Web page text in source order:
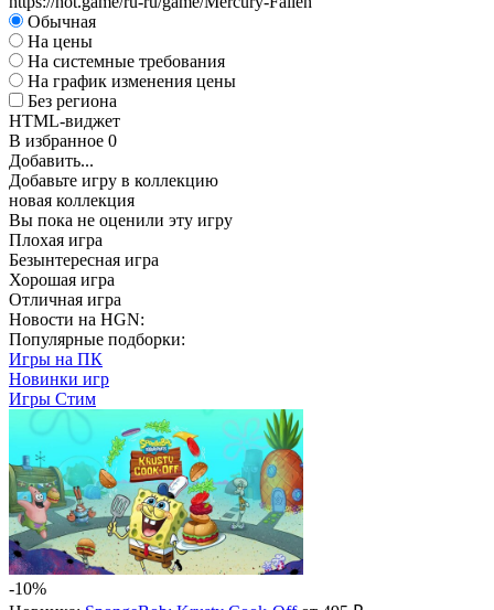
Обычная
На цены
На системные требования
На график изменения цены
Без региона
HTML-виджет
В избранное 0
Добавить...
Добавьте игру в коллекцию
новая коллекция
Вы пока не оценили эту игру
Плохая игра
Безынтересная игра
Хорошая игра
Отличная игра
Новости на HGN:
Популярные подборки:
Игры на ПК
Новинки игр
Игры Стим
-10%